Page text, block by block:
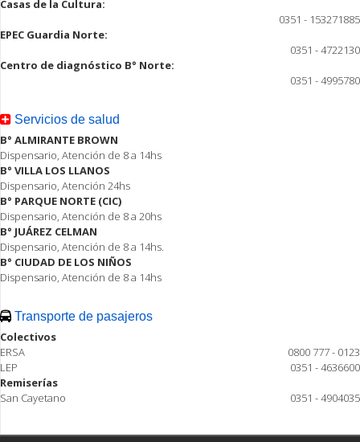
Casas de la Cultura:
0351 - 153271885
EPEC Guardia Norte:
0351 - 4722130
Centro de diagnóstico B° Norte:
0351 - 4995780
Servicios de salud
B° ALMIRANTE BROWN
Dispensario, Atención de 8 a 14hs
B° VILLA LOS LLANOS
Dispensario, Atención 24hs
B° PARQUE NORTE (CIC)
Dispensario, Atención de 8 a 20hs
B° JUÁREZ CELMAN
Dispensario, Atención de 8 a 14hs.
B° CIUDAD DE LOS NIÑOS
Dispensario, Atención de 8 a 14hs
Transporte de pasajeros
Colectivos
ERSA
0800 777 - 0123
LEP
0351 - 4636600
Remiserías
San Cayetano
0351 - 4904035